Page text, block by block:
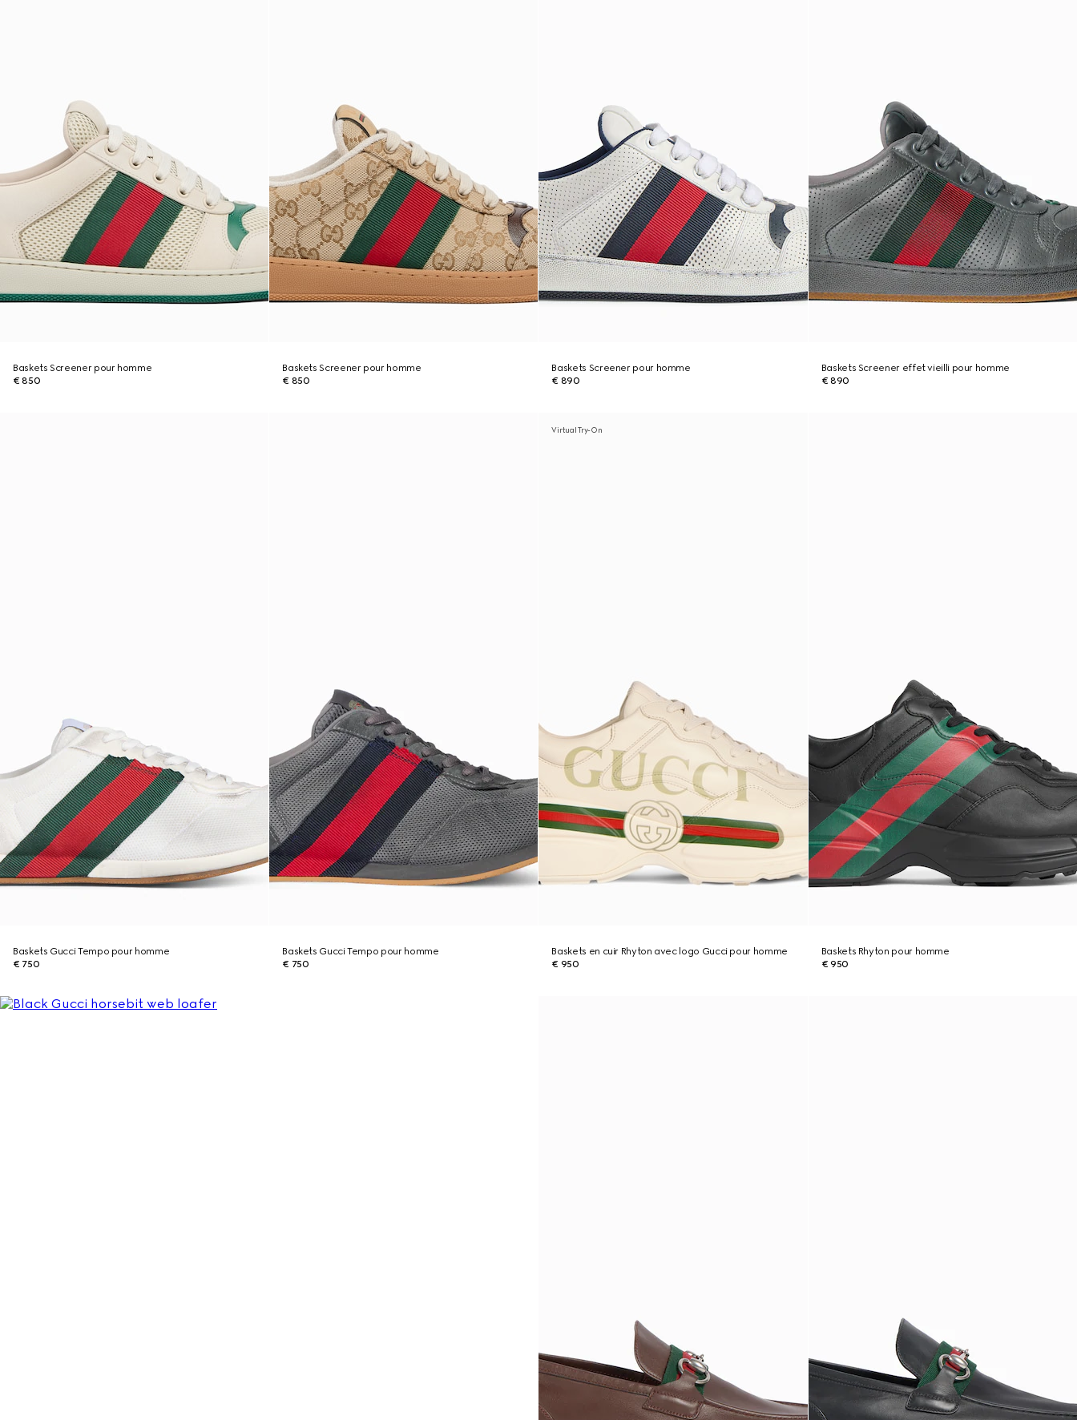
Baskets Screener pour homme
€ 850
Baskets Screener pour homme
€ 850
Baskets Screener pour homme
€ 890
Baskets Screener effet vieilli pour homme
€ 890
Baskets Gucci Tempo pour homme
€ 750
Baskets Gucci Tempo pour homme
€ 750
Virtual Try-On
Baskets en cuir Rhyton avec logo Gucci pour homme
€ 950
Baskets Rhyton pour homme
€ 950